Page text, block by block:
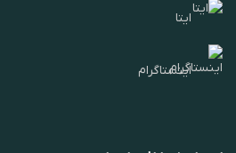
ایتا
اینستاگرام